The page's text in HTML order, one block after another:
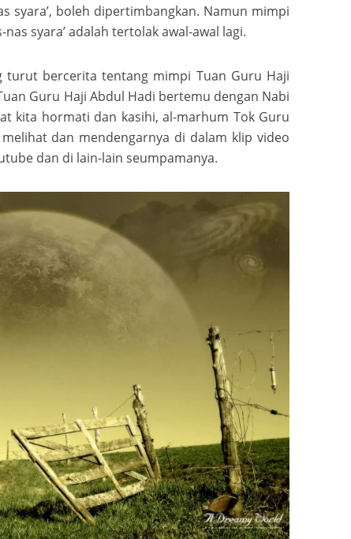
syara’, boleh dipertimbangkan. Namun mimpi
syara’ adalah tertolak awal-awal lagi.
turut bercerita tentang mimpi Tuan Guru Haji
Guru Haji Abdul Hadi bertemu dengan Nabi
kita hormati dan kasihi, al-marhum Tok Guru
dan mendengarnya di dalam klip video
dan di lain-lain seumpamanya.